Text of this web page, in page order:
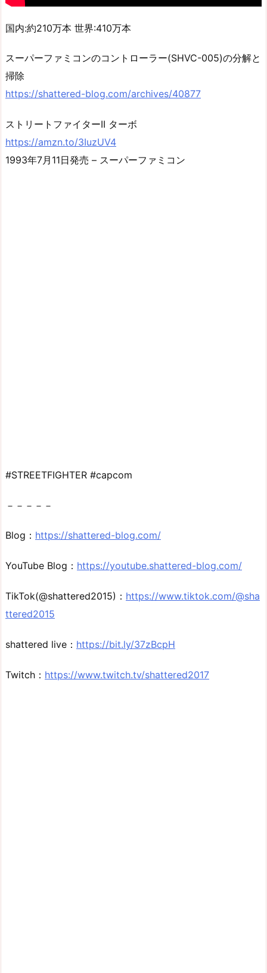
国内:約210万本 世界:410万本
スーパーファミコンのコントローラー(SHVC-005)の分解と
掃除
https://shattered-blog.com/archives/40877
ストリートファイターII ターボ
https://amzn.to/3IuzUV4
1993年7月11日発売 – スーパーファミコン
#STREETFIGHTER #capcom
－－－－－
Blog： https://shattered-blog.com/
YouTube Blog： https://youtube.shattered-blog.com/
TikTok(@shattered2015)： https://www.tiktok.com/@sha
ttered2015
shattered live： https://bit.ly/37zBcpH
Twitch： https://www.twitch.tv/shattered2017